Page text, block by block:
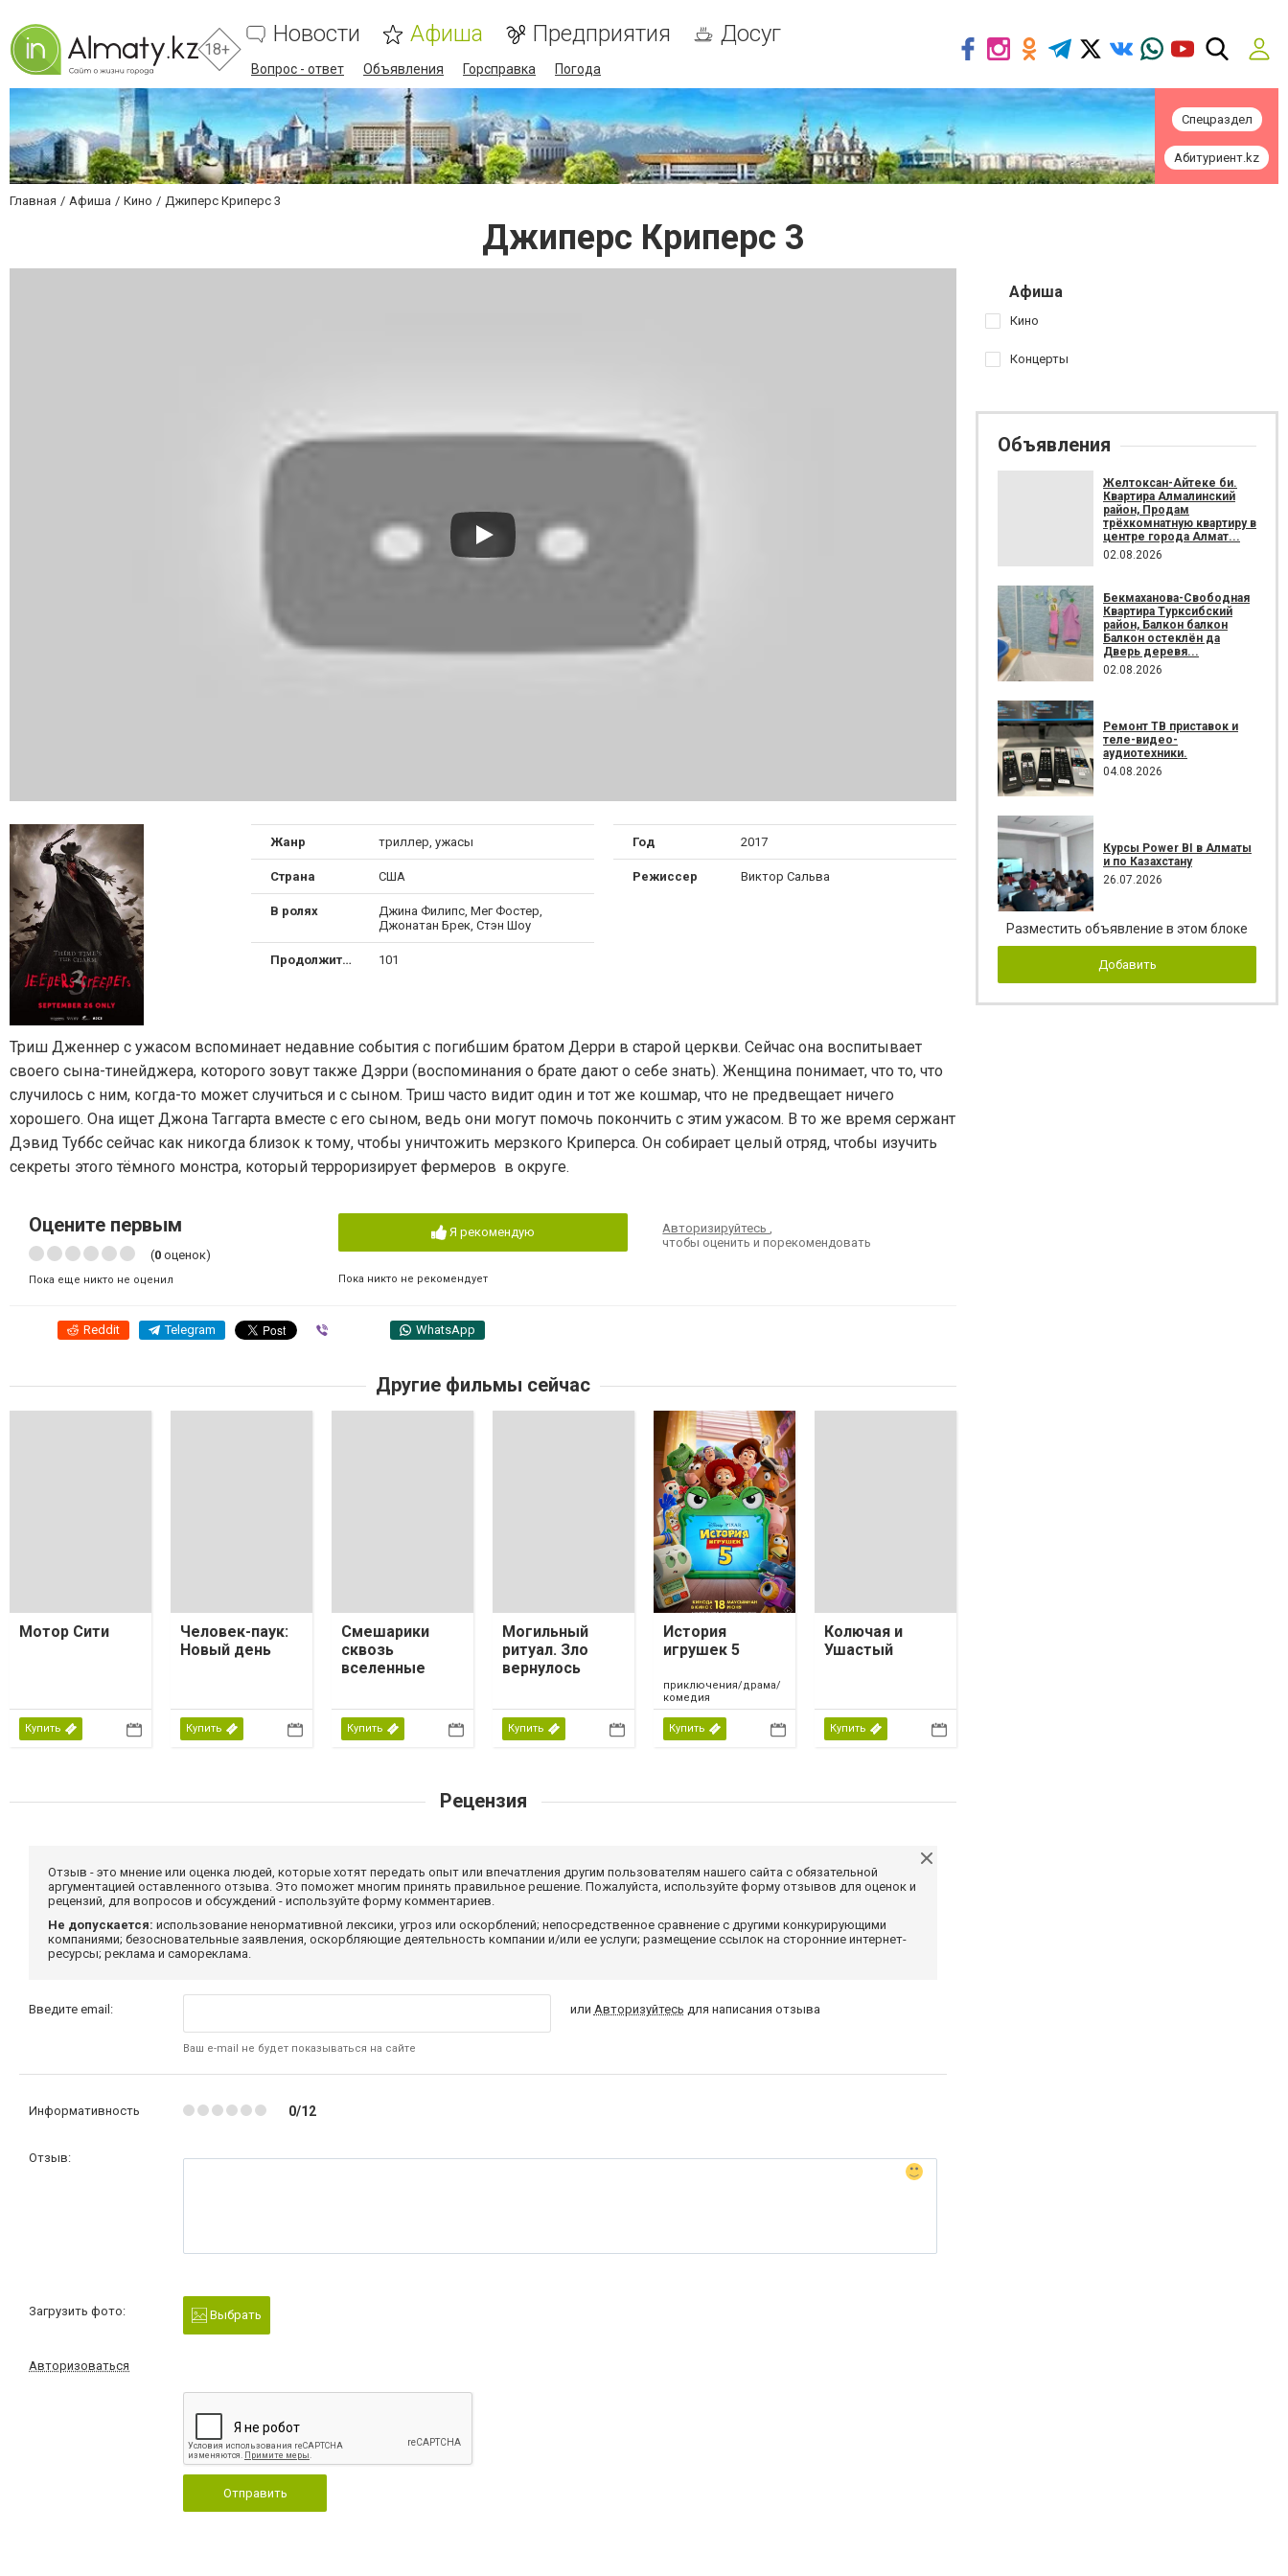
18+
Новости Афиша Предприятия Досуг
Вопрос - ответ Объявления Горсправка Погода
Спецраздел
Абитуриент.kz
Главная Афиша Кино Джиперс Криперс 3
Джиперс Криперс 3
Жанр триллер, ужасы
Страна США
В ролях
Джина Филипс, Мег Фостер,
Джонатан Брек, Стэн Шоу
Год 2017
Режиссер Виктор Сальва
Продолжительность 101
Триш Дженнер с ужасом вспоминает недавние события с погибшим братом Дерри в старой церкви. Сейчас она воспитывает
своего сына-тинейджера, которого зовут также Дэрри (воспоминания о брате дают о себе знать). Женщина понимает, что то, что
случилось с ним, когда-то может случиться и с сыном. Триш часто видит один и тот же кошмар, что не предвещает ничего
хорошего. Она ищет Джона Таггарта вместе с его сыном, ведь они могут помочь покончить с этим ужасом. В то же время сержант
Дэвид Туббс сейчас как никогда близок к тому, чтобы уничтожить мерзкого Криперса. Он собирает целый отряд, чтобы изучить
секреты этого тёмного монстра, который терроризирует фермеров в округе.
Оцените первым
(0 оценок)
Пока еще никто не оценил
Я рекомендую
Пока никто не рекомендует
Авторизируйтесь
чтобы оценить и порекомендовать
Reddit Telegram WhatsApp
Другие фильмы сейчас
Мотор Сити
Купить
Человек-паук:
Новый день
Купить
Смешарики
сквозь
вселенные
Купить
Могильный
ритуал. Зло
вернулось
Купить
История
игрушек 5
приключения/драма/
комедия
Купить
Колючая и
Ушастый
Купить
Рецензия
Отзыв - это мнение или оценка людей, которые хотят передать опыт или впечатления другим пользователям нашего сайта с обязательной
аргументацией оставленного отзыва. Это поможет многим принять правильное решение. Пожалуйста, используйте форму отзывов для оценок и
рецензий, для вопросов и обсуждений - используйте форму комментариев.
Не допускается: использование ненормативной лексики, угроз или оскорблений; непосредственное сравнение с другими конкурирующими
компаниями; безосновательные заявления, оскорбляющие деятельность компании и/или ее услуги; размещение ссылок на сторонние интернет-
ресурсы; реклама и самореклама.
Введите email:
Ваш e-mail не будет показываться на сайте
или Авторизуйтесь для написания отзыва
Информативность 0/12
Отзыв:
Загрузить фото: Выбрать
Авторизоваться
Отправить
Афиша
Кино
Концерты
Объявления
Желтоксан-Айтеке би.
Квартира Алмалинский
район, Продам
трёхкомнатную квартиру в
центре города Алмат...
02.08.2026
Бекмаханова-Свободная
Квартира Турксибский
район, Балкон балкон
Балкон остеклён да
Дверь деревя...
02.08.2026
Ремонт ТВ приставок и
теле-видео-
аудиотехники.
04.08.2026
Курсы Power BI в Алматы
и по Казахстану
26.07.2026
Разместить объявление в этом блоке
Добавить